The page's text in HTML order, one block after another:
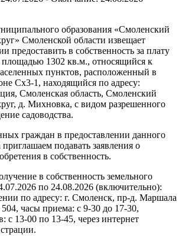
образования «Смоленский
Смоленской области извещает
предоставить в собственность за плату
площадью 1302 кв.м., относящийся к
пунктов, расположенный в
Сх3-1, находящийся по адресу:
Смоленская область, Смоленский
д. Михновка, с видом разрешенного
садоводства.
граждан в предоставлении данного
приглашаем подавать заявления о
в собственность.
в собственность земельного
по 24.08.2026 (включительно):
по адресу: г. Смоленск, пр-д. Маршала
часы приема: с 9-30 до 17-30,
с 13-00 по 13-45, через интернет